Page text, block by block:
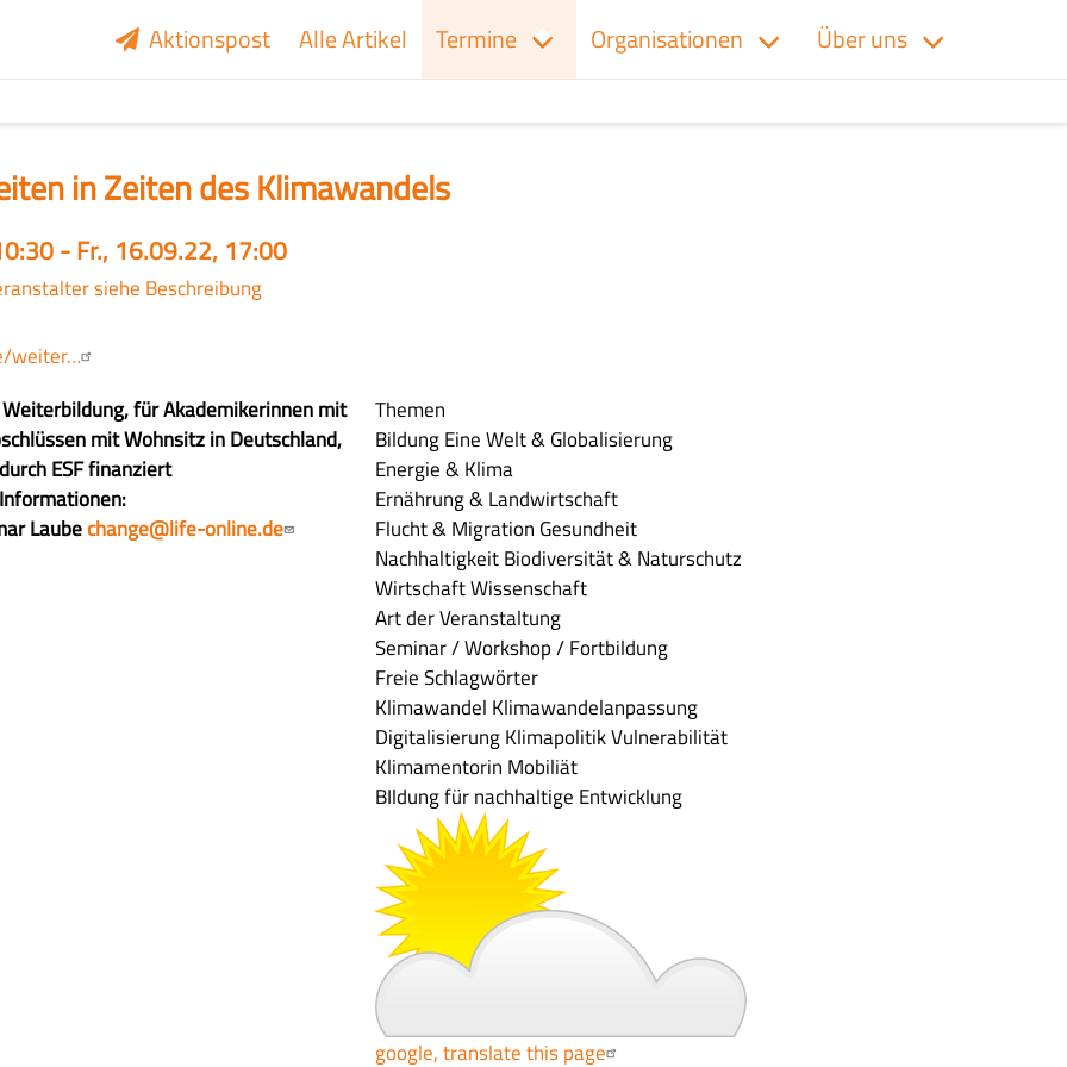
Aktionspost Alle Artikel Termine Organisationen Über uns
in Zeiten des Klimawandels
- Fr., 16.09.22, 17:00
siehe Beschreibung
weiter…
für Akademikerinnen mit
mit Wohnsitz in Deutschland,
ESF finanziert
Laubechange@life-online.de
Themen
BildungEine Welt & Globalisierung
Energie & Klima
Ernährung & Landwirtschaft
Flucht & Migration Gesundheit
NachhaltigkeitBiodiversität & Naturschutz
WirtschaftWissenschaft
Art der Veranstaltung
Seminar / Workshop / Fortbildung
Freie Schlagwörter
Klimawandel Klimawandelanpassung
DigitalisierungKlimapolitikVulnerabilität
Klimamentorin Mobiliät
BIldung für nachhaltige Entwicklung
google, translate this page